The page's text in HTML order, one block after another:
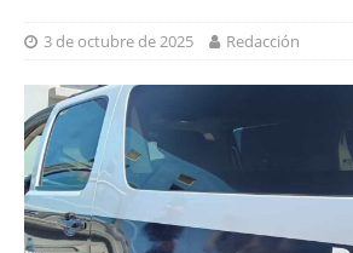
3 de octubre de 2025 Redacción